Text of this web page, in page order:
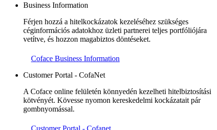
Business Information
Férjen hozzá a hitelkockázatok kezeléséhez szükséges
céginformációs adatokhoz üzleti partnerei teljes portfóliójára
vetítve, és hozzon magabiztos döntéseket.
Coface Business Information
Customer Portal - CofaNet
A Coface online felületén könnyedén kezelheti hitelbiztosítási
kötvényét. Kövesse nyomon kereskedelmi kockázatait pár
gombnyomással.
Customer Portal - Cofanet